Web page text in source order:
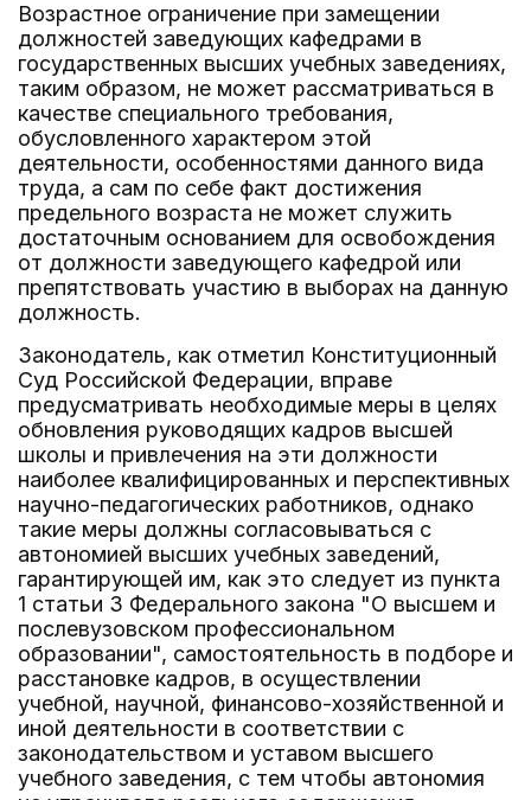
Возрастное ограничение при замещении
должностей заведующих кафедрами в
государственных высших учебных заведениях,
таким образом, не может рассматриваться в
качестве специального требования,
обусловленного характером этой
деятельности, особенностями данного вида
труда, а сам по себе факт достижения
предельного возраста не может служить
достаточным основанием для освобождения
от должности заведующего кафедрой или
препятствовать участию в выборах на данную
должность.
Законодатель, как отметил Конституционный
Суд Российской Федерации, вправе
предусматривать необходимые меры в целях
обновления руководящих кадров высшей
школы и привлечения на эти должности
наиболее квалифицированных и перспективных
научно-педагогических работников, однако
такие меры должны согласовываться с
автономией высших учебных заведений,
гарантирующей им, как это следует из пункта
1 статьи 3 Федерального закона "О высшем и
послевузовском профессиональном
образовании", самостоятельность в подборе и
расстановке кадров, в осуществлении
учебной, научной, финансово-хозяйственной и
иной деятельности в соответствии с
законодательством и уставом высшего
учебного заведения, с тем чтобы автономия